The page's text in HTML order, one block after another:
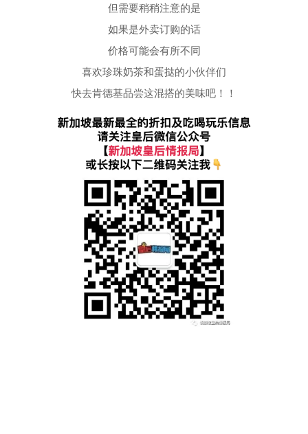
但需要稍稍注意的是
如果是外卖订购的话
价格可能会有所不同
喜欢珍珠奶茶和蛋挞的小伙伴们
快去肯德基品尝这混搭的美味吧！！